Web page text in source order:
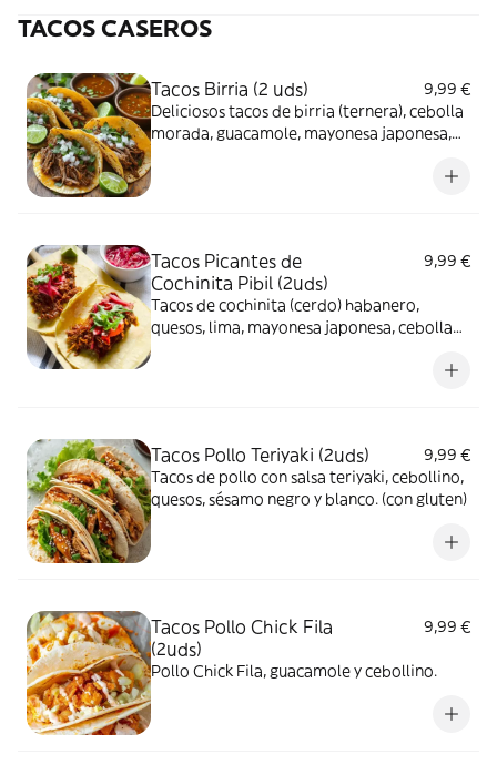
TACOS CASEROS
Tacos Birria (2 uds)
9,99 €
Deliciosos tacos de birria (ternera), cebolla
morada, guacamole, mayonesa japonesa,
Tacos Picantes de
Cochinita Pibil (2uds)
9,99 €
Tacos de cochinita (cerdo) habanero,
quesos, lima, mayonesa japonesa, cebolla
Tacos Pollo Teriyaki (2uds)
9,99 €
Tacos de pollo con salsa teriyaki, cebollino,
quesos, sésamo negro y blanco. (con gluten)
Tacos Pollo Chick Fila
(2uds)
9,99 €
Pollo Chick Fila, guacamole y cebollino.